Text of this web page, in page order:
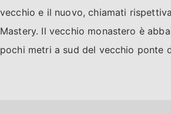
vecchio e il nuovo, chiamati
Mastery. Il vecchio monastero è
pochi metri a sud del vecchio ponte